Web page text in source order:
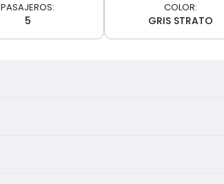
PASAJEROS:
5
COLOR:
GRIS STRATO